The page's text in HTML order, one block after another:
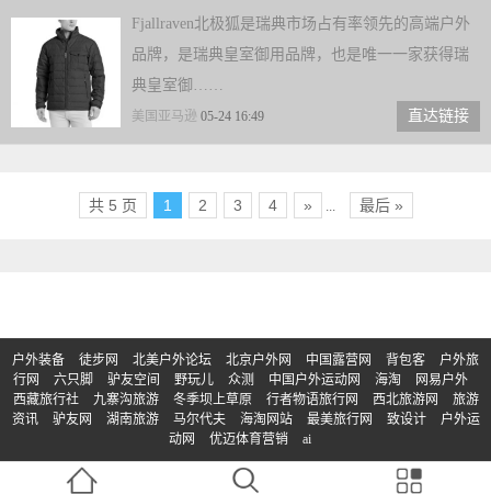
Fjallraven北极狐是瑞典市场占有率领先的高端户外
品牌，是瑞典皇室御用品牌，也是唯一一家获得瑞
典皇室御……
美国亚马逊 05-24 16:49 直达链接
共 5 页 1 2 3 4 » 最后 »
户外装备 徒步网 北美户外论坛 北京户外网 中国露营网 背包客
户外旅
行网
六只脚 驴友空间 野玩儿 众测 中国户外运动网 海淘
网易户外
西藏旅行社
九寨沟旅游 冬季坝上草原 行者物语旅行网 西北旅游网
旅游
资讯
驴友网 湖南旅游 马尔代夫 海淘网站 最美旅行网 致设计
户外运
动网
优迈体育营销 ai
© Copyright 2017-2023 | 版权所有：买户外